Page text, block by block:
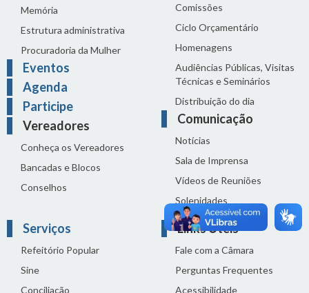
Memória
Estrutura administrativa
Procuradoria da Mulher
Eventos
Agenda
Participe
Vereadores
Conheça os Vereadores
Bancadas e Blocos
Conselhos
Comissões
Ciclo Orçamentário
Homenagens
Audiências Públicas, Visitas
Técnicas e Seminários
Distribuição do dia
Comunicação
Notícias
Sala de Imprensa
Vídeos de Reuniões
Solenidades
Serviços
Refeitório Popular
Sine
Conciliação
Links Úteis
Fale com a Câmara
Perguntas Frequentes
Acessibilidade